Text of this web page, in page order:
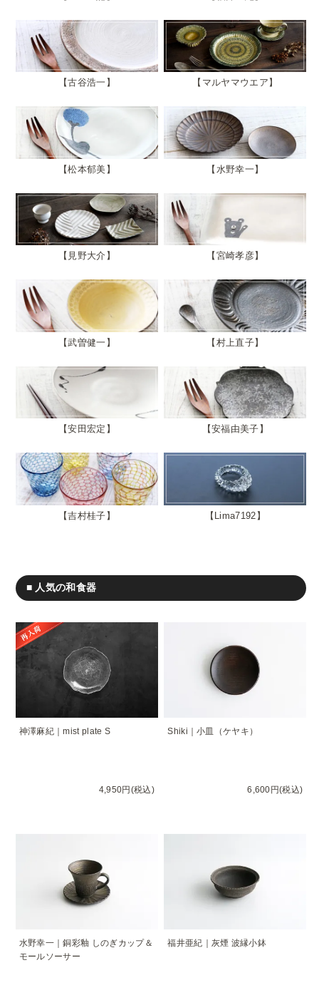
古谷浩一 マルヤマウエア
松本郁美 水野幸一
見野大介 宮崎孝彦
武曽健一 村上直子
安田宏定 安福由美子
吉村桂子 Lima7192
■ 人気の和食器
神澤麻紀｜mist plate S
4,950円(税込)
Shiki｜小皿（ケヤキ）
6,600円(税込)
水野幸一｜銅彩釉 しのぎカップ＆
モールソーサー
福井亜紀｜灰煙 波縁小鉢